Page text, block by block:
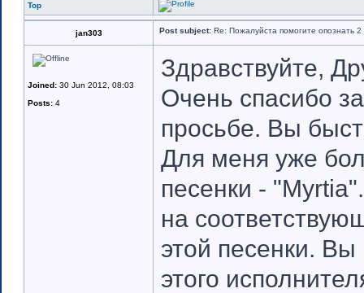
Top
jan303 Post subject: Re: Пожалуйста помогите опознать 2
Joined: 30 Jun 2012, 08:03
Posts: 4
Здравствуйте,
Очень спасибо
просьбе. Вы
Для меня уже
песенки -
на
этой песенки.
этого